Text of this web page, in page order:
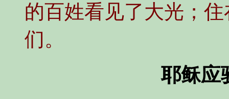
的百姓看见了大光；
们。
耶稣应